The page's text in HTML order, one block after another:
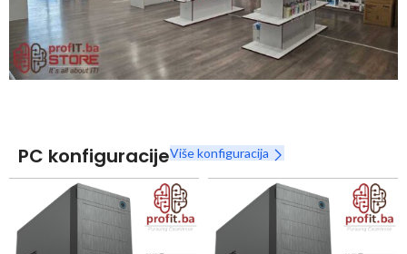
Naruči
PC konfiguracijeViše konfiguracija